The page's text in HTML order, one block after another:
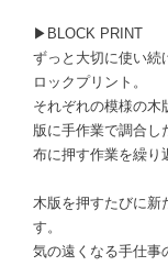
▶BLOCK PRINT
ずっと大切に使い
ロックプリント。
それぞれの模様の木
版に手作業で調合し
布に押す作業を繰り
木版を押すたびに新
す。
気の遠くなる手仕事